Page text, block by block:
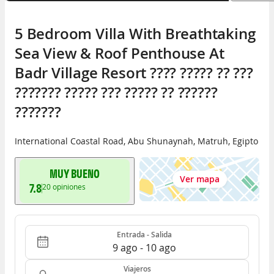
5 Bedroom Villa With Breathtaking
Sea View & Roof Penthouse At
Badr Village Resort ???? ????? ?? ???
??????? ????? ??? ????? ?? ??????
???????
International Coastal Road, Abu Shunaynah, Matruh, Egipto
MUY BUENO
7.820opiniones
Ver mapa
Entrada - Salida Entrada - Salida
9 ago - 10 ago
Ocupación: 2 personas, 1 habitación
Viajeros